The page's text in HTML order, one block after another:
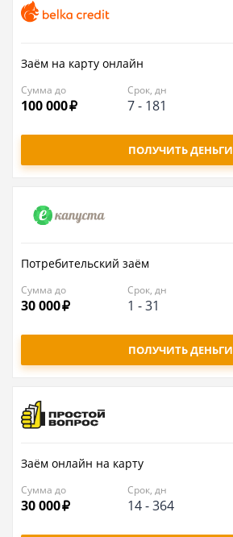
Заём на карту онлайн
Сумма до
100 000
Срок, дн
7- 181
ПОЛУЧИТЬ ДЕНЬГИ
Потребительский заём
Сумма до
30 000
Срок, дн
1 -31
ПОЛУЧИТЬ ДЕНЬГИ
Заём онлайн на карту
Сумма до
30 000
Срок, дн
14-364